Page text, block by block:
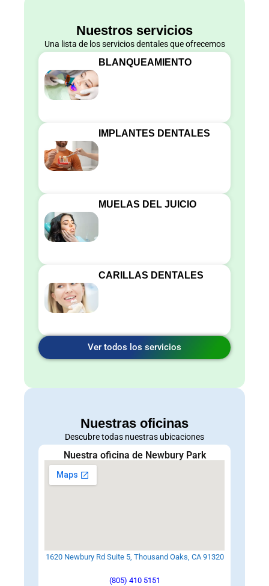
Nuestros servicios
Una lista de los servicios dentales que ofrecemos
BLANQUEAMIENTO
IMPLANTES DENTALES
MUELAS DEL JUICIO
CARILLAS DENTALES
Ver todos los servicios
Nuestras oficinas
Descubre todas nuestras ubicaciones
Nuestra oficina de Newbury Park
1620 Newbury Rd Suite 5, Thousand Oaks, CA 91320
(805) 410 5151